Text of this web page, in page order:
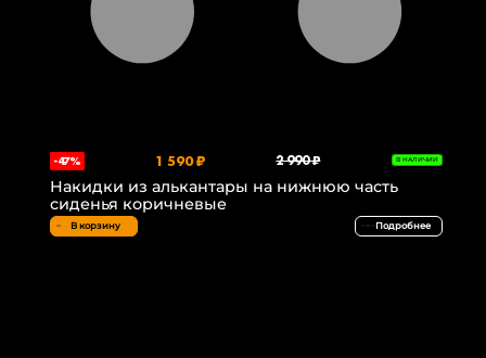
-47% 1 590 ₽ 2 990 ₽ В НАЛИЧИИ
Накидки из алькантары на нижнюю часть
сиденья коричневые
В корзину Подробнее